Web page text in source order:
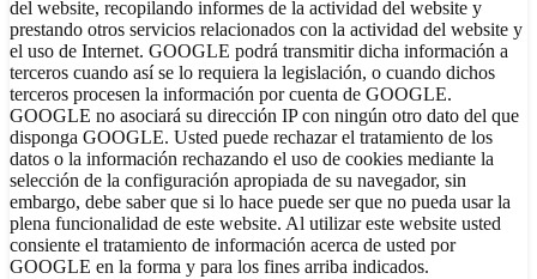
del website, recopilando informes de la actividad del website y
prestando otros servicios relacionados con la actividad del website y
el uso de Internet. GOOGLE podrá transmitir dicha información a
terceros cuando así se lo requiera la legislación, o cuando dichos
terceros procesen la información por cuenta de GOOGLE.
GOOGLE no asociará su dirección IP con ningún otro dato del que
disponga GOOGLE. Usted puede rechazar el tratamiento de los
datos o la información rechazando el uso de cookies mediante la
selección de la configuración apropiada de su navegador, sin
embargo, debe saber que si lo hace puede ser que no pueda usar la
plena funcionalidad de este website. Al utilizar este website usted
consiente el tratamiento de información acerca de usted por
GOOGLE en la forma y para los fines arriba indicados.